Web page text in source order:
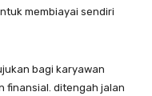
membiayai sendiri
bagi karyawan
finansial. ditengah jalan